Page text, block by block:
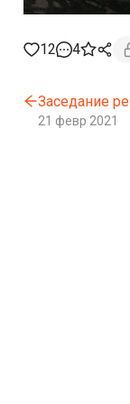
12 4
Заседание
21 февр 2021